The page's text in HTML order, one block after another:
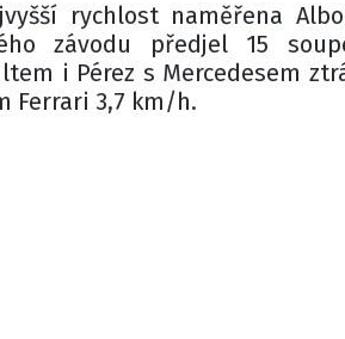
rychlost naměřena
závodu předjel 15
i Pérez s Mercedesem
Ferrari 3,7 km/h.